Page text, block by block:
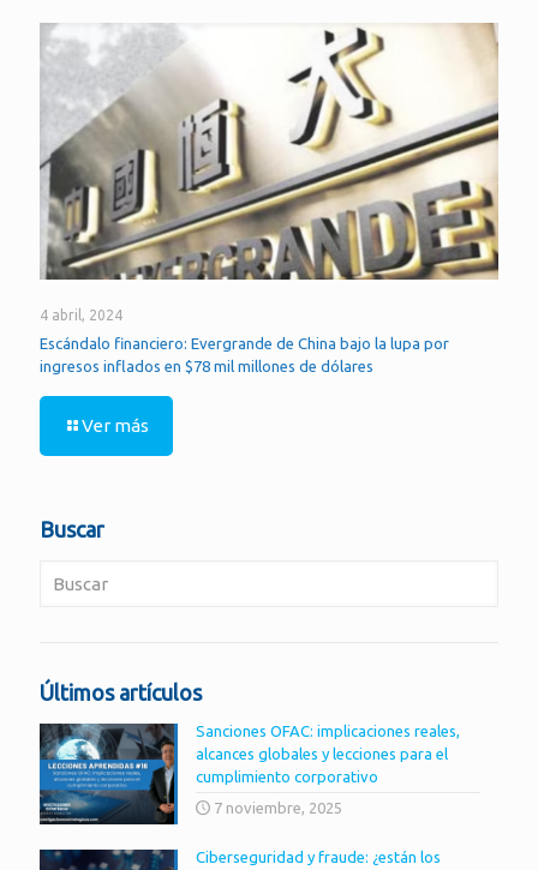
4 abril, 2024
Escándalo financiero: Evergrande de China bajo la lupa por
ingresos inflados en $78 mil millones de dólares
Ver más
Buscar
Últimos artículos
Sanciones OFAC: implicaciones reales,
alcances globales y lecciones para el
cumplimiento corporativo
7 noviembre, 2025
Ciberseguridad y fraude: ¿están los